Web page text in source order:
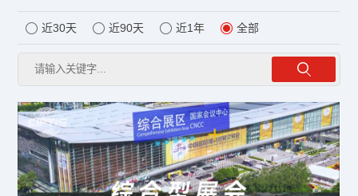
近30天 近90天 近1年 全部